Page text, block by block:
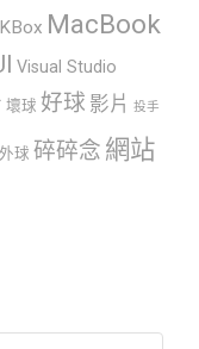
MacBook
Visual Studio
壞球 好球 影片 投手
球 碎碎念 網站